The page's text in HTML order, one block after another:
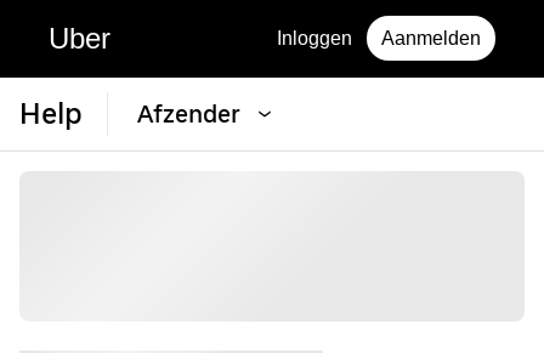
Uber Inloggen Aanmelden
Help Afzender